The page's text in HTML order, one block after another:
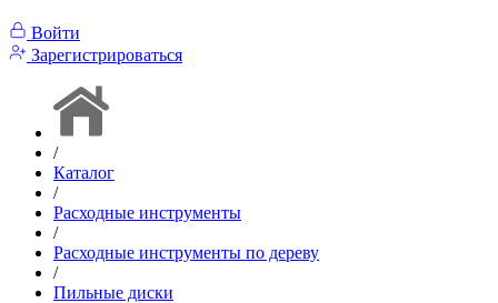
Войти
Зарегистрироваться
/
Каталог
/
Расходные инструменты
/
Расходные инструменты по дереву
/
Пильные диски